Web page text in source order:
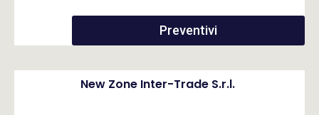
Preventivi
New Zone Inter-Trade S.r.l.